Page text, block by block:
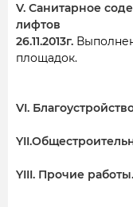
V. Санитарное
лифтов
26.11.2013г.
площадок.
VI.
YIII. Прочие работы.